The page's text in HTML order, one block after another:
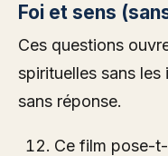
Foi et sens
Ces questions
spirituelles sans les
sans réponse.
Ce film pose-